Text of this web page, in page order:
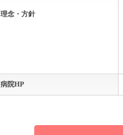
理念・方針
病院HP